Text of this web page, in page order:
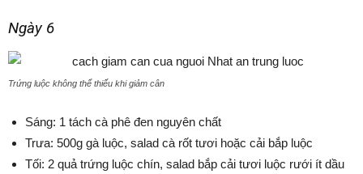
Ngày 6
Trứng luộc không thể thiếu khi giảm cân
Sáng: 1 tách cà phê đen nguyên chất
Trưa: 500g gà luộc, salad cà rốt tươi hoặc cải bắp luộc
Tối: 2 quả trứng luộc chín, salad bắp cải tươi luộc rưới ít dầu